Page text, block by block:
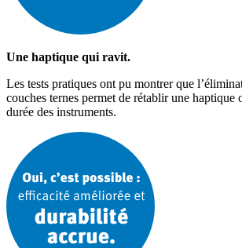
Une haptique qui ravit.
Les tests pratiques ont pu montrer que
couches ternes permet de rétablir une haptique
durée des instruments.